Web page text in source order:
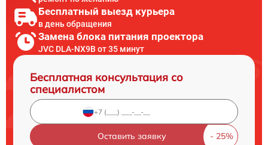
Бесплатный выезд курьера
в день обращения
Замена блока питания проектора
JVC DLA-NX9B от 35 минут
Бесплатная консультация со
специалистом
Оставить заявку